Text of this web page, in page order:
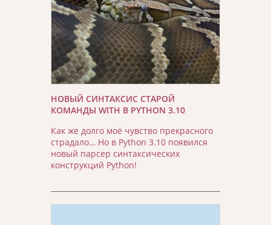
НОВЫЙ СИНТАКСИС СТАРОЙ
КОМАНДЫ WITH В PYTHON 3.10
Как же долго моё чувство прекрасного
страдало… Но в Python 3.10 появился
новый парсер синтаксических
конструкций Python!